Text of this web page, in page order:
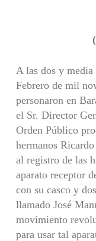
A las dos y
Febrero de mil
personaron en
el Sr. Director
Orden Público
hermanos
al registro de las
aparato receptor
con su casco y
llamado José
movimiento
para usar tal